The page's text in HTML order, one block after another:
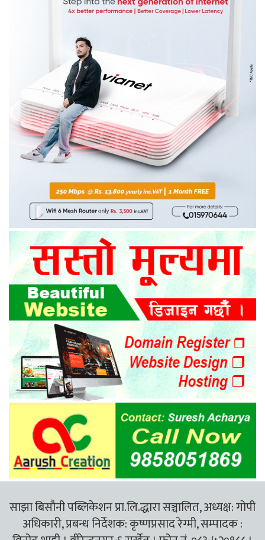
साझा बिसौनी पब्लिकेशन प्रा.लि.द्धारा सञ्चालित, अध्यक्ष: गोपी
अधिकारी, प्रबन्ध निर्देशक: कृष्णप्रसाद रेग्मी, सम्पादक :